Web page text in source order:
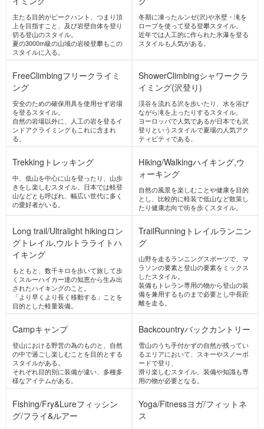
AlpineClimbingアルパインクラ
イミング
主たる目的がピークハント、つまり頂
上を目指すこと、及び岩壁自体を登り
切る登山のスタイル。
スタイルに入る。
IceClimbingアイスクライミン
冬期に凍ったルンゼ(沢)や氷壁・滝を
ロープを使って登る登攀スタイル。
近年では人工的に作られた氷瀑を登る
FreeClimbingフリークライミ
ング
安全のための確保用具を使用せず岩場
を登るスタイル。
自然の岩場以外に、人工の岩を登るイ
ンドアクライミングもこれに含まれ
る。
ShowerClimbingシャワークラ
イミング(沢登り)
渓谷を流れる沢を歩いたり、水を浴び
ながら滝を上ったりするスタイル。
ヨーロッパで人気であるが日本でも沢
ティビティである。
中、低山を中心に山を登ったり、山歩
きをし楽しむスタイル。日本では軽登
山などとも呼ばれ、幅広い世代に多く
の愛好者がいる。
ォーキング
自然の風景を楽しむことや健康を目的
たり健康志向で街を歩くスタイル。
Long trail/Ultralight hiking ロン
グトレイル,ウルトラライトハ
イキング
TrailRunningトレイルランニン
グ
したスタイル。
備を兼用するものまで必要とし中長距
離を走る。